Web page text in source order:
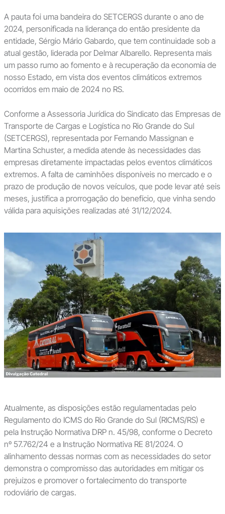
A pauta foi uma bandeira do SETCERGS durante o ano de
2024, personificada na liderança do então presidente da
entidade, Sérgio Mário Gabardo, que tem continuidade sob a
atual gestão, liderada por Delmar Albarello. Representa mais
um passo rumo ao fomento e à recuperação da economia de
nosso Estado, em vista dos eventos climáticos extremos
ocorridos em maio de 2024 no RS.
Conforme a Assessoria Jurídica do Sindicato das Empresas de
Transporte de Cargas e Logística no Rio Grande do Sul
(SETCERGS), representada por Fernando Massignan e
Martina Schuster, a medida atende às necessidades das
empresas diretamente impactadas pelos eventos climáticos
extremos. A falta de caminhões disponíveis no mercado e o
prazo de produção de novos veículos, que pode levar até seis
meses, justifica a prorrogação do benefício, que vinha sendo
válida para aquisições realizadas até 31/12/2024.
Atualmente, as disposições estão regulamentadas pelo
Regulamento do ICMS do Rio Grande do Sul (RICMS/RS) e
pela Instrução Normativa DRP n. 45/98, conforme o Decreto
nº 57.762/24 e a Instrução Normativa RE 81/2024. O
alinhamento dessas normas com as necessidades do setor
demonstra o compromisso das autoridades em mitigar os
prejuízos e promover o fortalecimento do transporte
rodoviário de cargas.